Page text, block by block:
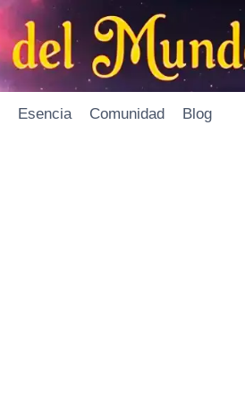
Esencia Comunidad Blog